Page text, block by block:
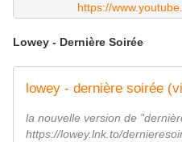
https://
Lowey - Dernière Soirée
lowey - dernière soirée
la nouvelle version de
https://lowey.lnk.to/